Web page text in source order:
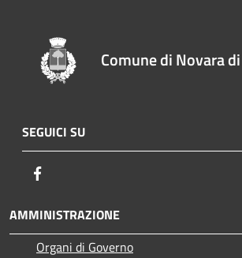
Comune di Novara
SEGUICI SU
AMMINISTRAZIONE
Organi di Governo